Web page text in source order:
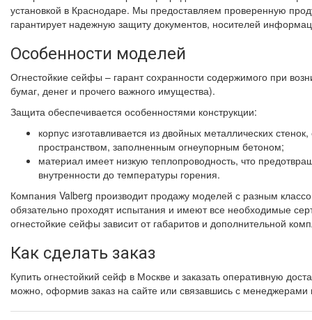
установкой в Краснодаре. Мы предоставляем проверенную
гарантирует надежную защиту документов, носителей
Особенности моделей
Огнестойкие сейфы – гарант сохранности содержимого при
бумаг, денег и прочего важного имущества).
Защита обеспечивается особенностями конструкции:
корпус изготавливается из двойных металлических
пространством, заполненным огнеупорным бетоном;
материал имеет низкую теплопроводность, что
внутренности до температуры горения.
Компания Valberg производит продажу моделей с разным
обязательно проходят испытания и имеют все необходимые
огнестойкие сейфы зависит от габаритов и дополнительной
Как сделать заказ
Купить огнестойкий сейф в Москве и заказать оперативную
можно, оформив заказ на сайте или связавшись с